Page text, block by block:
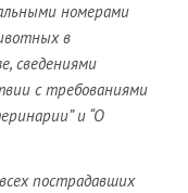
номерами
в
сведениями
с требованиями
и “О
пострадавших